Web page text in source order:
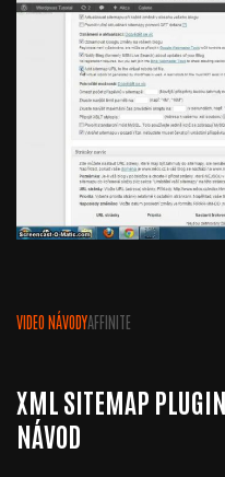
VIDEO NÁVODYAFFINITE
XML SITEMAP
NÁVOD